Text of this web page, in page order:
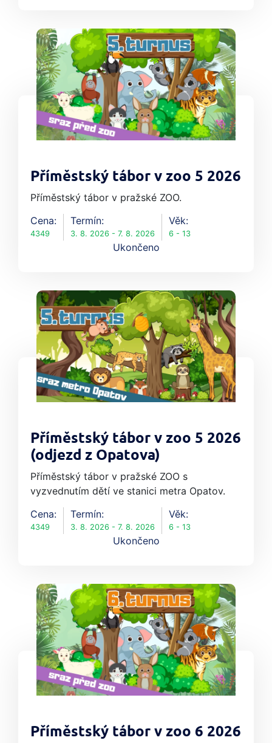
Příměstský tábor v zoo 5 2026
Příměstský tábor v pražské ZOO.
Cena:
4349
Termín:
3. 8. 2026 - 7. 8. 2026
Věk:
6 - 13
Ukončeno
Příměstský tábor v zoo 5 2026
(odjezd z Opatova)
Příměstský tábor v pražské ZOO s
vyzvednutím dětí ve stanici metra Opatov.
Cena:
4349
Termín:
3. 8. 2026 - 7. 8. 2026
Věk:
6 - 13
Ukončeno
Příměstský tábor v zoo 6 2026